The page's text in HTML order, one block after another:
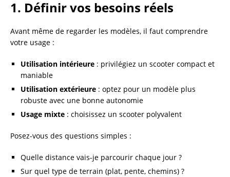
1. Définir vos besoins réels
Avant même de regarder les modèles, il faut comprendre
votre usage :
Utilisation intérieure : privilégiez un scooter compact et
maniable
Utilisation extérieure : optez pour un modèle plus
robuste avec une bonne autonomie
Usage mixte : choisissez un scooter polyvalent
Posez-vous des questions simples :
Quelle distance vais-je parcourir chaque jour ?
Sur quel type de terrain (plat, pente, chemins) ?